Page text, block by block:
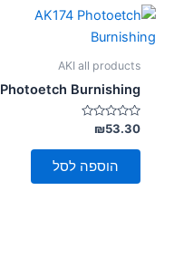
AKI all products
Photoetch Burnishing
דורג
0
מתוך
₪53.30
הוספה לסל